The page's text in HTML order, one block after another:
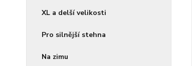
XL a delší velikosti
Pro silnější stehna
Na zimu